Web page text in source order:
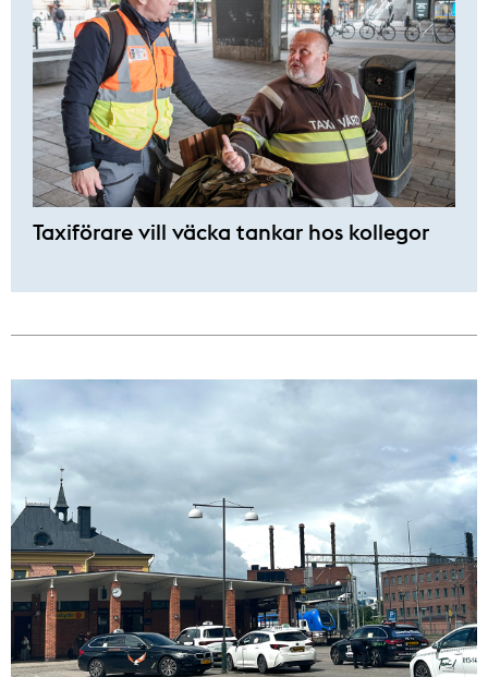
Taxiförare vill väcka tankar hos kollegor